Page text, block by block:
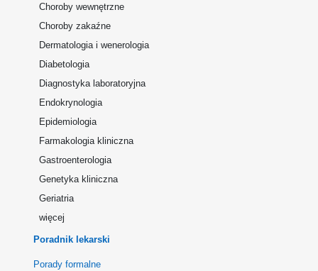
Choroby wewnętrzne
Choroby zakaźne
Dermatologia i wenerologia
Diabetologia
Diagnostyka laboratoryjna
Endokrynologia
Epidemiologia
Farmakologia kliniczna
Gastroenterologia
Genetyka kliniczna
Geriatria
więcej
Poradnik lekarski
Porady formalne